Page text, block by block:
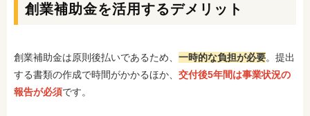
創業補助金を活用するデメリット
創業補助金は原則後払いであるため、 一時的な負担が必要。提出
する書類の作成で時間がかかるほか、 交付後5年間は事業状況の
報告が必須です。